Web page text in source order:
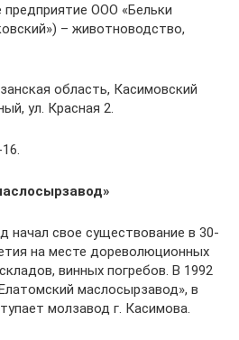
предприятие ООО «Бельки
– животноводство,
область, Касимовский
ул. Красная 2.
начал свое существование в 30-
на месте дореволюционных
винных погребов. В 1992
маслосырзавод», в
молзавод г. Касимова.